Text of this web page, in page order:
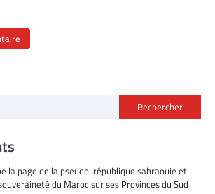
Rechercher
la page de la pseudo-république sahraouie et
du Maroc sur ses Provinces du Sud